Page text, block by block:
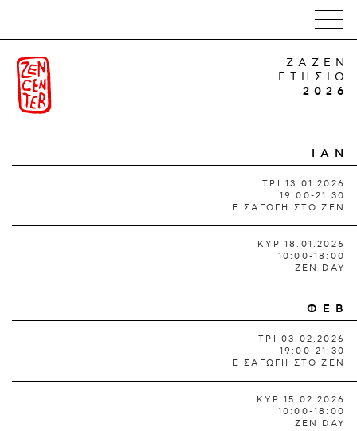
ZAZEN
ΕΤΗΣΙΟ
2026
ΙΑΝ
ΤΡΙ 13.01.2026
19:00-21:30
ΕΙΣΑΓΩΓΗ ΣΤΟ ΖΕΝ
ΚΥΡ 18.01.2026
10:00-18:00
ZEN DAY
ΦΕΒ
ΤΡΙ 03.02.2026
19:00-21:30
ΕΙΣΑΓΩΓΗ ΣΤΟ ΖΕΝ
ΚΥΡ 15.02.2026
10:00-18:00
ZEN DAY